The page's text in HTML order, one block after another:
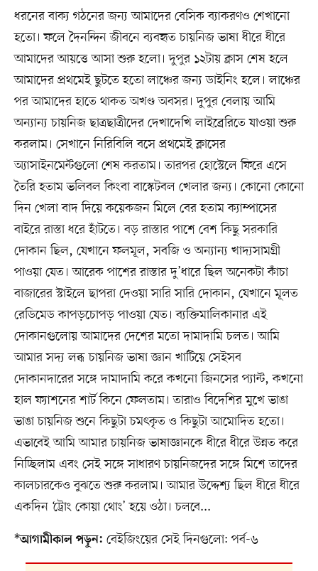
ধরনের বাক্য গঠনের জন্য আমাদের বেসিক ব্যাকরণও শেখানো
হতো। ফলে দৈনন্দিন জীবনে ব্যবহৃত চায়নিজ ভাষা ধীরে ধীরে
আমাদের আয়ত্তে আসা শুরু হলো। দুপুর ১২টায় ক্লাস শেষ হলে
আমাদের প্রথমেই ছুটতে হতো লাঞ্চের জন্য ডাইনিং হলে। লাঞ্চের
পর আমাদের হাতে থাকত অখণ্ড অবসর। দুপুর বেলায় আমি
অন্যান্য চায়নিজ ছাত্রছাত্রীদের দেখাদেখি লাইব্রেরিতে যাওয়া শুরু
করলাম। সেখানে নিরিবিলি বসে প্রথমেই ক্লাসের
অ্যাসাইনমেন্টগুলো শেষ করতাম। তারপর হোস্টেলে ফিরে এসে
তৈরি হতাম ভলিবল কিংবা বাস্কেটবল খেলার জন্য। কোনো কোনো
দিন খেলা বাদ দিয়ে কয়েকজন মিলে বের হতাম ক্যাম্পাসের
বাইরে রাস্তা ধরে হাঁটতে। বড় রাস্তার পাশে বেশ কিছু সরকারি
দোকান ছিল, যেখানে ফলমূল, সবজি ও অন্যান্য খাদ্যসামগ্রী
পাওয়া যেত। আরেক পাশের রাস্তার দু’ধারে ছিল অনেকটা কাঁচা
বাজারের স্টাইলে ছাপরা দেওয়া সারি সারি দোকান, যেখানে মূলত
রেডিমেড কাপড়চোপড় পাওয়া যেত। ব্যক্তিমালিকানার এই
দোকানগুলোয় আমাদের দেশের মতো দামাদামি চলত। আমি
আমার সদ্য লব্ধ চায়নিজ ভাষা জ্ঞান খাটিয়ে সেইসব
দোকানদারের সঙ্গে দামাদামি করে কখনো জিনসের প্যান্ট, কখনো
হাল ফ্যাশনের শার্ট কিনে ফেলতাম। তারাও বিদেশির মুখে ভাঙা
ভাঙা চায়নিজ শুনে কিছুটা চমৎকৃত ও কিছুটা আমোদিত হতো।
এভাবেই আমি আমার চায়নিজ ভাষাজ্ঞানকে ধীরে ধীরে উন্নত করে
নিচ্ছিলাম এবং সেই সঙ্গে সাধারণ চায়নিজদের সঙ্গে মিশে তাদের
কালচারকেও বুঝতে শুরু করলাম। আমার উদ্দেশ্য ছিল ধীরে ধীরে
একদিন ‘ট্রোং কোয়া থোং’ হয়ে ওঠা। চলবে...
*আগামীকাল পড়ুন: বেইজিংয়ের সেই দিনগুলো: পর্ব-৬